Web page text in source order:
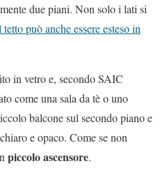
due piani. Non solo i lati si
tetto può anche essere esteso in
in vetro e, secondo SAIC
come una sala da tè o uno
balcone sul secondo piano e
e opaco. Come se non
piccolo ascensore.